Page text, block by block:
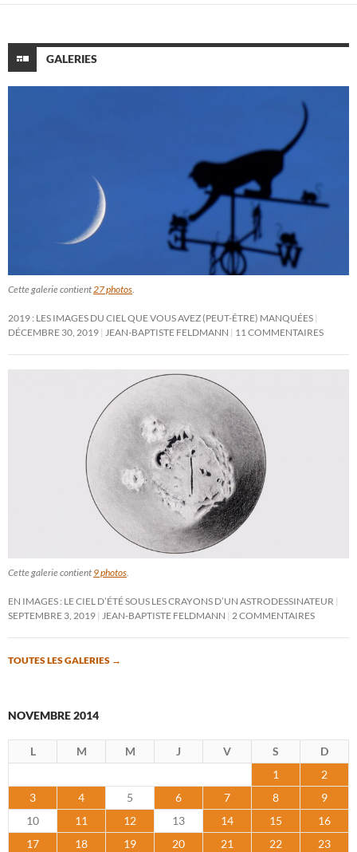
GALERIES
Cette galerie contient27 photos.
2019 : LES IMAGES DU CIEL QUE VOUS AVEZ (PEUT-ÊTRE) MANQUÉES
DÉCEMBRE 30, 2019 JEAN-BAPTISTE FELDMANN 11 COMMENTAIRES
Cette galerie contient 9 photos
EN IMAGES : LE CIEL D’ÉTÉ SOUS LES CRAYONS D’UN ASTRODESSINATEUR
SEPTEMBRE 3, 2019
JEAN-BAPTISTE FELDMANN 2 COMMENTAIRES
TOUTES LES GALERIES →
NOVEMBRE 2014
L M M J V S
D
1
2
3
4 5 6 7 8
9
10
11 12 13 14 15
16
17
18 19 20 21 22 23